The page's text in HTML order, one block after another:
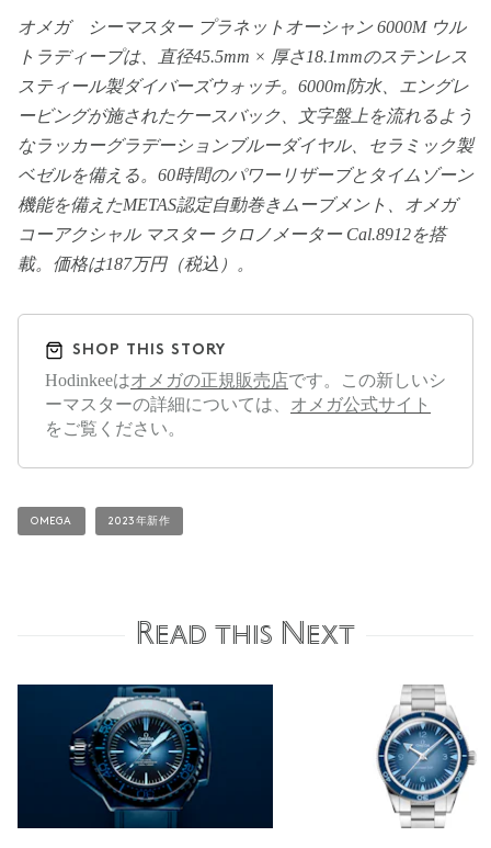
オメガ シーマスター プラネットオーシャン 6000M ウル
トラディープは、直径45.5mm × 厚さ18.1mmのステンレス
スティール製ダイバーズウォッチ。6000m防水、エングレ
ービングが施されたケースバック、文字盤上を流れるよう
なラッカーグラデーションブルーダイヤル、セラミック製
ベゼルを備える。60時間のパワーリザーブとタイムゾーン
機能を備えたMETAS認定自動巻きムーブメント、オメガ
コーアクシャル マスター クロノメーター Cal.8912を搭
載。価格は187万円（税込）。
SHOP THIS STORY
Hodinkeeはオメガの正規販売店です。この新しいシ
ーマスターの詳細については、 オメガ公式サイト
をご覧ください。
OMEGA 2023年新作
Read this Next